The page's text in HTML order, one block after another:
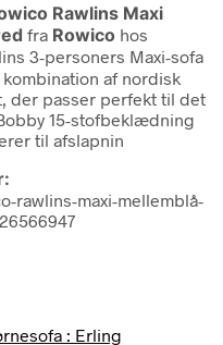
Rawlins Maxi
fra Rowico hos
3-personers Maxi-sofa
af nordisk
der passer perfekt til det
15-stofbeklædning
til afslapnin
rawlins-maxi-mellemblå-